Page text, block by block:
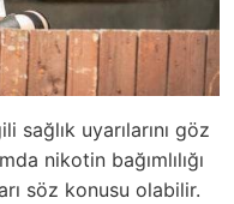
sağlık uyarılarını göz
nikotin bağımlılığı
söz konusu olabilir.